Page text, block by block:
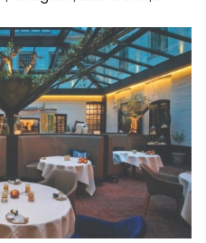
Kendine has mavi
doğru eğlenceli bir